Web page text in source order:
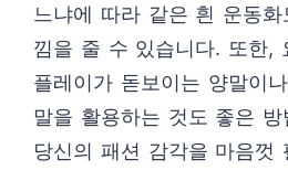
느냐에 따라 같은 흰 운동
낌을 줄 수 있습니다. 또한,
플레이가 돋보이는 양말이
말을 활용하는 것도 좋은 방
당신의 패션 감각을 마음껏